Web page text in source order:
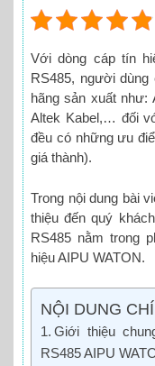
Với dòng cáp tín
RS485, người
hãng sản xuất như:
Altek Kabel,… đối
đều có những ưu
giá thành).
Trong nội dung bài
thiệu đến quý
RS485 nằm trong
hiệu AIPU WATON.
NỘI DUNG
Giới thiệu
RS485 AIPU